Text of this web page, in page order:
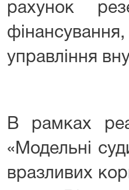
рахунок
управління
В рамках
«Модельні
вразливих